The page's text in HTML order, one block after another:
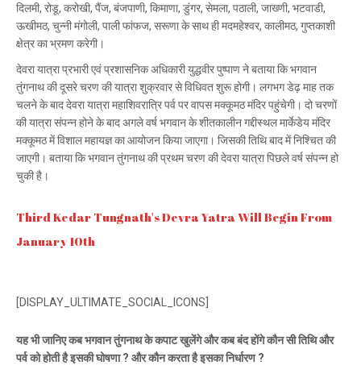
दिलमी, रोडू, करोखी, पैंज, बंजपाणी, किमाणा, डुंगर, सेमला, पठाली, जाख्णी, भटवाडी,
ऊखीमठ, चुन्नी मंगोली, पाली फांफज, सरूणा के साथ ही मदमहेश्वर, कालीमठ, गुप्तकाशी
क्षेत्र का भ्रमण करेगी।
देवरा यात्रा प्रभारी एवं प्रशासनिक अधिकारी युद्धवीर पुष्पाण ने बताया कि भगवान
तुंगनाथ की दूसरे चरण की यात्रा शुक्रवार से विधिवत शुरू होगी। लगभग डेढ़ माह तक
चलने के बाद देवरा यात्रा महाशिवरात्रि पर्व पर वापस मक्कूमठ मंदिर पहुंचेगी। दो चरणों
की यात्रा संपन्न होने के बाद अगले वर्ष भगवान के शीतकालीन गद्दीस्थल मार्केडेय मंदिर
मक्कूमठ में विशाल महायज्ञ का आयोजन किया जाएगा। जिसकी तिथि बाद में निश्चित की
जाएगी। बताया कि भगवान तुंगनाथ की प्रथम चरण की देवरा यात्रा पिछले वर्ष संपन्न हो
चुकी है।
Third Kedar Tungnath's Devra Yatra Will Begin From
January 10th
[DISPLAY_ULTIMATE_SOCIAL_ICONS]
यह भी जानिए कब भगवान तुंगनाथ के कपाट खुलेंगे और कब बंद होंगे कौन सी तिथि और
पर्व को होती है इसकी घोषणा ? और कौन करता है इसका निर्धारण ?